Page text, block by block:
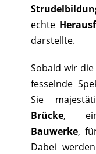
echte
darstellte.
Sobald wir
fesselnde
Sie
Brücke,
Bauwerke,
Dabei